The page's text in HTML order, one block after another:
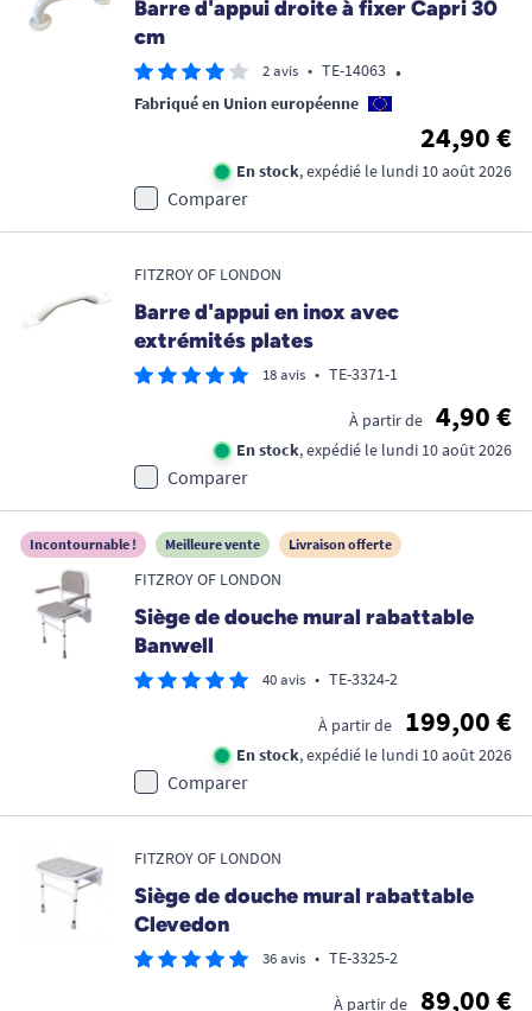
Barre d'appui droite à fixer Capri 30
cm
2 avis • TE-14063 •
Fabriqué en Union européenne
24,90 €
En stock, expédié le lundi 10 août 2026
Comparer
FITZROY OF LONDON
Barre d'appui en inox avec
extrémités plates
18 avis • TE-3371-1
À partir de 4,90 €
En stock, expédié le lundi 10 août 2026
Comparer
Incontournable ! Meilleure vente Livraison offerte
FITZROY OF LONDON
Siège de douche mural rabattable
Banwell
40 avis • TE-3324-2
À partir de 199,00 €
En stock, expédié le lundi 10 août 2026
Comparer
FITZROY OF LONDON
Siège de douche mural rabattable
Clevedon
36 avis • TE-3325-2
À partir de 89,00 €